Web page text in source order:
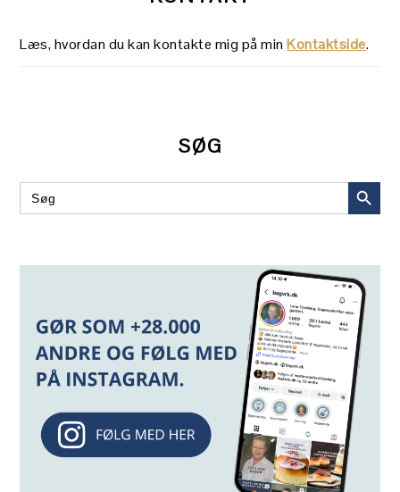
Læs, hvordan du kan kontakte mig på minKontaktside.
SØG
Search
for:
SEARCH